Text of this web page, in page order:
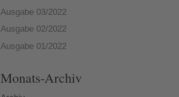
Ausgabe 03/2022
Ausgabe 02/2022
Ausgabe 01/2022
Monats-Archiv